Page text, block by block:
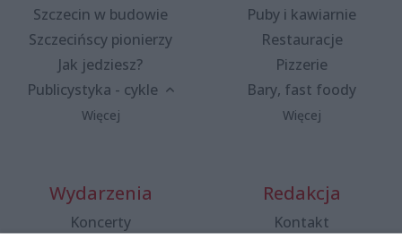
Szczecin w budowie
Szczecińscy pionierzy
Jak jedziesz?
Publicystyka - cykle
Więcej
Puby i kawiarnie
Restauracje
Pizzerie
Bary, fast foody
Więcej
Wydarzenia
Koncerty
Redakcja
Kontakt